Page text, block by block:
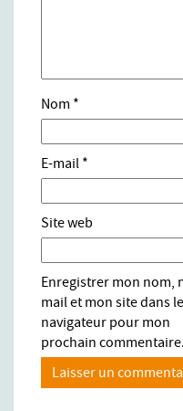
Nom *
E-mail *
Site web
Enregistrer mon nom,
mail et mon site dans le
navigateur pour mon
prochain commentaire.